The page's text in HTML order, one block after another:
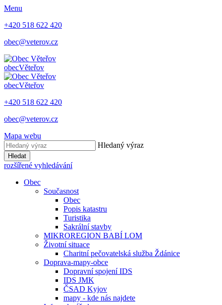
Menu
+420 518 622 420
obec@veterov.cz
obecVěteřov
obecVěteřov
+420 518 622 420
obec@veterov.cz
Mapa webu
Hledaný výraz
Hledat
rozšířené vyhledávání
Obec
Současnost
Obec
Popis katastru
Turistika
Sakrální stavby
MIKROREGION BABÍ LOM
Životní situace
Charitní pečovatelská služba Ždánice
Doprava-mapy-obce
Dopravní spojení IDS
IDS JMK
ČSAD Kyjov
mapy - kde nás najdete